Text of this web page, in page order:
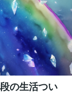
の生活つい